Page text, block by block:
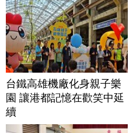
台鐵高雄機廠化身親子樂
園 讓港都記憶在歡笑中延
續